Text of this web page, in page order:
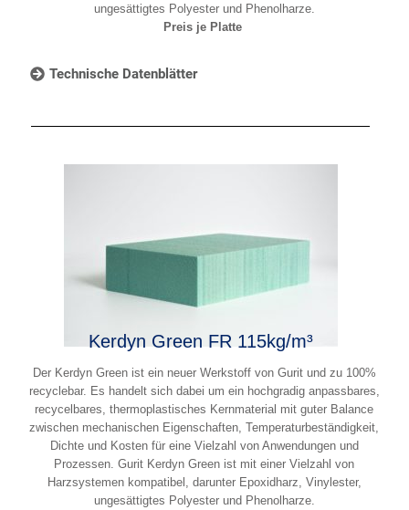
ungesättigtes Polyester und Phenolharze.
Preis je Platte
Technische Datenblätter
Kerdyn Green FR 115kg/m³
Der Kerdyn Green ist ein neuer Werkstoff von Gurit und zu 100%
recyclebar. Es handelt sich dabei um ein hochgradig anpassbares,
recycelbares, thermoplastisches Kernmaterial mit guter Balance
zwischen mechanischen Eigenschaften, Temperaturbeständigkeit,
Dichte und Kosten für eine Vielzahl von Anwendungen und
Prozessen. Gurit Kerdyn Green ist mit einer Vielzahl von
Harzsystemen kompatibel, darunter Epoxidharz, Vinylester,
ungesättigtes Polyester und Phenolharze.